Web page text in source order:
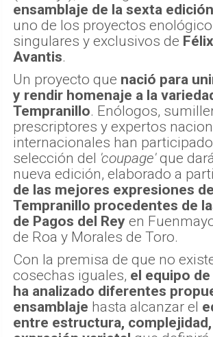
ensamblaje de la sexta
uno de los proyectos
singulares y exclusivos de
Avantis.
Un proyecto que nació para
y rendir homenaje a la
Tempranillo. Enólogos,
prescriptores y expertos
internacionales han
selección del 'coupage'que
nueva edición, elaborado a
de las mejores expresiones
Tempranillo procedentes de
de Pagos del Rey en
de Roa y Morales de Toro.
Con la premisa de que no
cosechas iguales, el equipo
ha analizado diferentes
ensamblaje hasta alcanzar el
entre estructura,